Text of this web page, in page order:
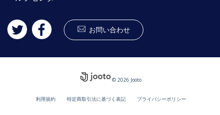
お問い合わせ
© 2026 Jooto
利用規約 特定商取引法に基づく表記 プライバシーポリシー